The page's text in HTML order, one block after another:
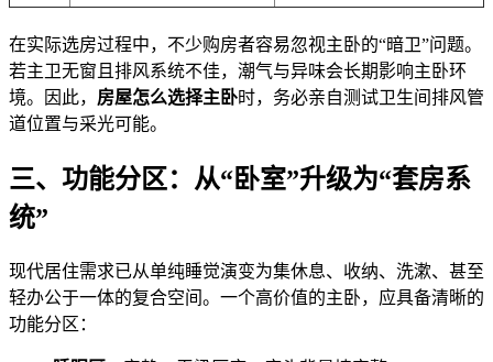
在实际选房过程中，不少购房者容易忽视主卧的“暗卫”问题。
若主卫无窗且排风系统不佳，潮气与异味会长期影响主卧环
境。因此， 房屋怎么选择主卧时，务必亲自测试卫生间排风管
道位置与采光可能。
三、功能分区：从“卧室”升级为“套房系
统”
现代居住需求已从单纯睡觉演变为集休息、收纳、洗漱、甚至
轻办公于一体的复合空间。一个高价值的主卧，应具备清晰的
功能分区：